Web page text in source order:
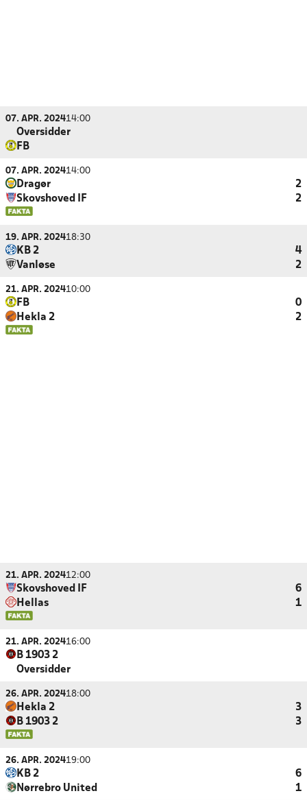
07. APR. 202414:00
Oversidder
FB
07. APR. 202414:00
Dragør
2
Skovshoved IF
2
19. APR. 202418:30
KB 2
4
Vanløse
2
21. APR. 202410:00
FB
0
Hekla 2
2
21. APR. 202412:00
Skovshoved IF
6
Hellas
1
21. APR. 202416:00
B 1903 2
Oversidder
26. APR. 202418:00
Hekla 2
3
B 1903 2
3
26. APR. 202419:00
KB 2
6
Nørrebro United
1